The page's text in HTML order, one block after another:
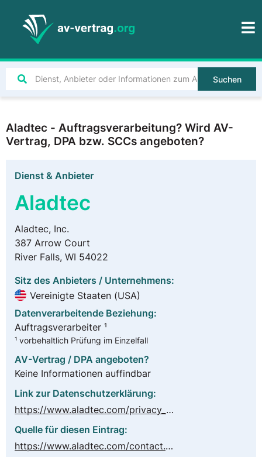
Suchen
Aladtec - Auftragsverarbeitung? Wird AV-
Vertrag, DPA bzw. SCCs angeboten?
Dienst & Anbieter
Aladtec
Aladtec, Inc.
387 Arrow Court
River Falls, WI 54022
Sitz des Anbieters / Unternehmens:
Vereinigte Staaten (USA)
Datenverarbeitende Beziehung:
Auftragsverarbeiter ¹
¹ vorbehaltlich Prüfung im Einzelfall
AV-Vertrag / DPA angeboten?
Keine Informationen auffindbar
Link zur Datenschutzerklärung:
https://www.aladtec.com/privacy_policy.php
Quelle für diesen Eintrag:
https://www.aladtec.com/contact.php